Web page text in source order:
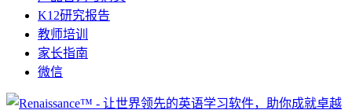
K12研究报告
教师培训
家长指南
微信